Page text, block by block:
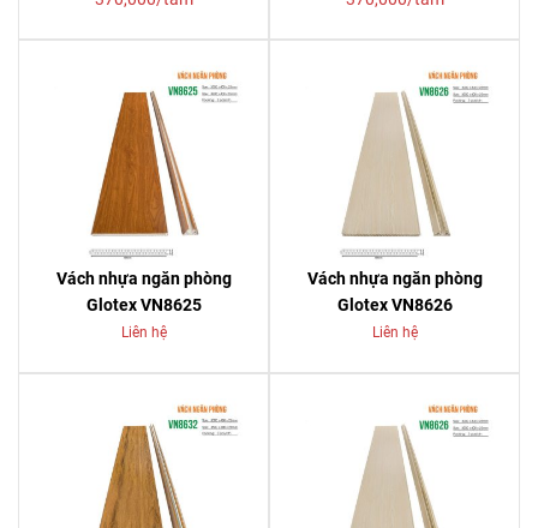
Vách nhựa ngăn phòng
Glotex VN8625
Liên hệ
Vách nhựa ngăn phòng
Glotex VN8626
Liên hệ